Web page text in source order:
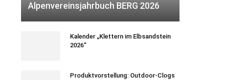
Alpenvereinsjahrbuch BERG 2026
Kalender „Klettern im Elbsandstein
2026“
Produktvorstellung: Outdoor-Clogs